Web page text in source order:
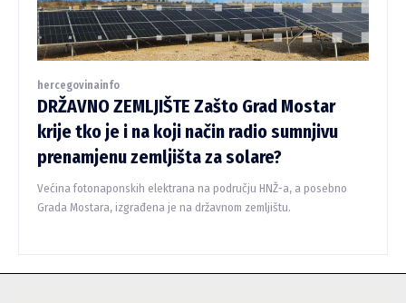
hercegovinainfo
DRŽAVNO ZEMLJIŠTE Zašto Grad Mostar
krije tko je i na koji način radio sumnjivu
prenamjenu zemljišta za solare?
Većina fotonaponskih elektrana na području HNŽ-a, a posebno
Grada Mostara, izgrađena je na državnom zemljištu.